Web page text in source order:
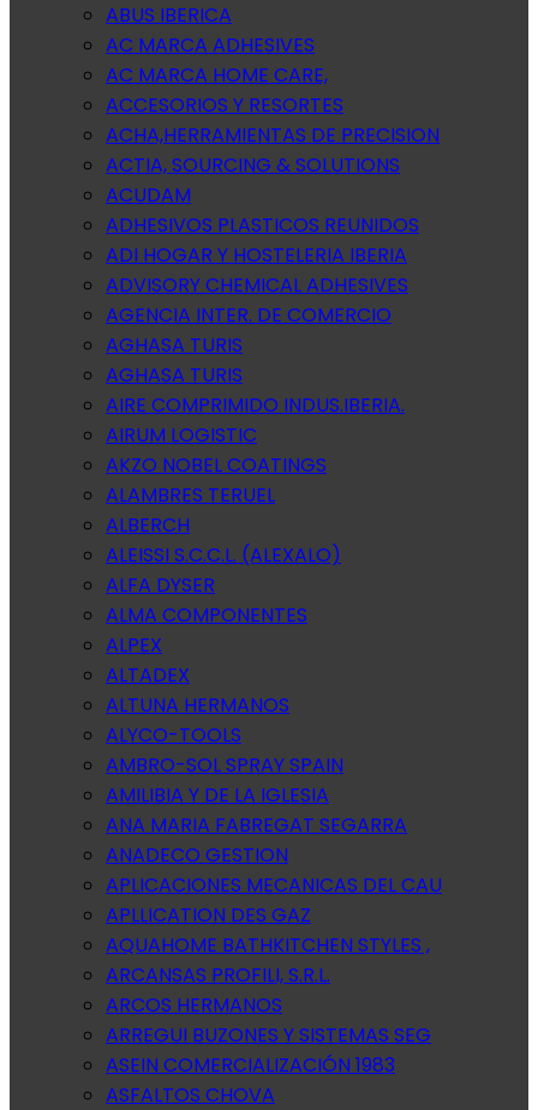
ABUS IBERICA
AC MARCA ADHESIVES
AC MARCA HOME CARE,
ACCESORIOS Y RESORTES
ACHA,HERRAMIENTAS DE PRECISION
ACTIA, SOURCING & SOLUTIONS
ACUDAM
ADHESIVOS PLASTICOS REUNIDOS
ADI HOGAR Y HOSTELERIA IBERIA
ADVISORY CHEMICAL ADHESIVES
AGENCIA INTER. DE COMERCIO
AGHASA TURIS
AGHASA TURIS
AIRE COMPRIMIDO INDUS.IBERIA.
AIRUM LOGISTIC
AKZO NOBEL COATINGS
ALAMBRES TERUEL
ALBERCH
ALEISSI S.C.C.L. (ALEXALO)
ALFA DYSER
ALMA COMPONENTES
ALPEX
ALTADEX
ALTUNA HERMANOS
ALYCO-TOOLS
AMBRO-SOL SPRAY SPAIN
AMILIBIA Y DE LA IGLESIA
ANA MARIA FABREGAT SEGARRA
ANADECO GESTION
APLICACIONES MECANICAS DEL CAU
APLLICATION DES GAZ
AQUAHOME BATHKITCHEN STYLES ,
ARCANSAS PROFILI, S.R.L.
ARCOS HERMANOS
ARREGUI BUZONES Y SISTEMAS SEG
ASEIN COMERCIALIZACIÓN 1983
ASFALTOS CHOVA